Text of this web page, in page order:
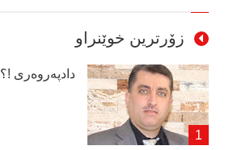
زۆرترین خوێنراو
دادپەروەری !؟